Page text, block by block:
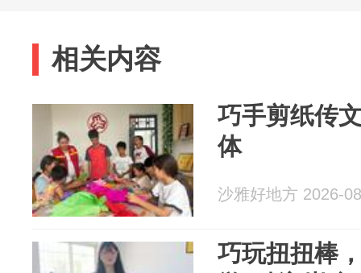
相关内容
巧手剪纸传
体
沙雅好地方 2026-
巧玩扭扭棒